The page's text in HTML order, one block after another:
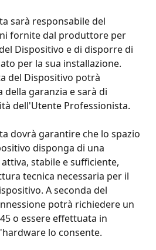
sarà responsabile del
fornite dal produttore per
Dispositivo e di disporre di
per la sua installazione.
del Dispositivo potrà
garanzia e sarà di
dell'Utente Professionista.
dovrà garantire che lo spazio
disponga di una
stabile e sufficiente,
tecnica necessaria per il
A seconda del
potrà richiedere un
o essere effettuata in
lo consente.